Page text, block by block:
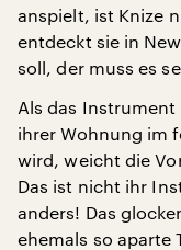
anspielt, ist Knize
entdeckt sie in
soll, der muss es
Als das
ihrer Wohnung im
wird, weicht die
Das ist nicht ihr
anders! Das
ehemals so aparte